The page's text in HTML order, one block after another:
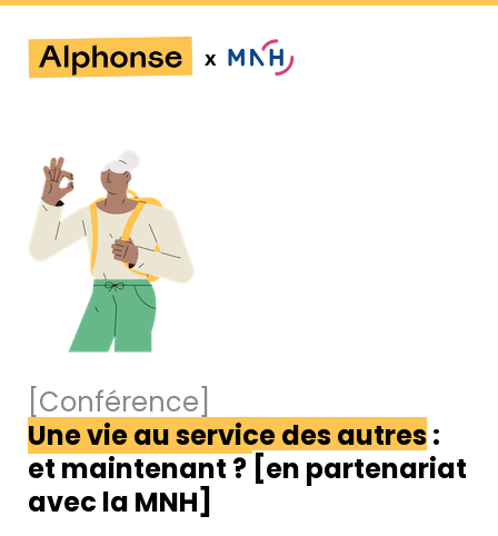
[Conférence]
Une vie au service des autres :
et maintenant ? [en partenariat
avec la MNH]